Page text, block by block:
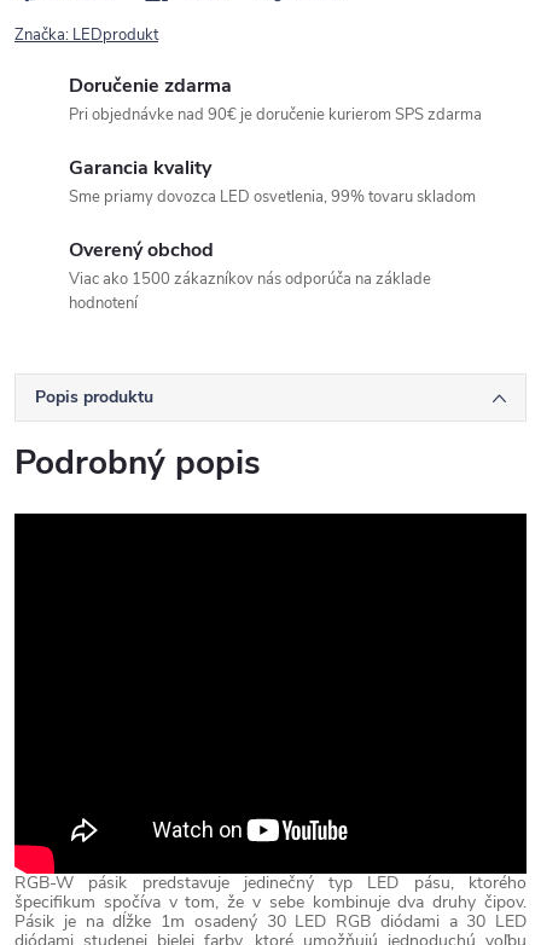
Značka: LEDprodukt
Doručenie zdarma
Pri objednávke nad 90€ je doručenie kurierom SPS zdarma
Garancia kvality
Sme priamy dovozca LED osvetlenia, 99% tovaru skladom
Overený obchod
Viac ako 1500 zákazníkov nás odporúča na základe
hodnotení
Popis produktu
Podrobný popis
RGB-W pásik predstavuje jedinečný typ LED pásu, ktorého
špecifikum spočíva v tom, že v sebe kombinuje dva druhy čipov.
Pásik je na dĺžke 1m osadený 30 LED RGB diódami a 30 LED